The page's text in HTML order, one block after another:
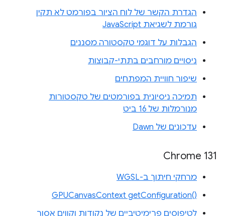
הגדרת הקשר של לוח הציור בפורמט לא תקין
גורמת לשגיאת JavaScript
הגבלות על דוגמי טקסטורה מסננים
ניסויים מורחבים בתתי-קבוצות
שיפור חוויית המפתחים
תמיכה ניסיונית בפורמטים של טקסטורות
מנורמלות של 16 ביט
עדכונים של Dawn
Chrome 131
מרחקי חיתוך ב-WGSL
‎GPUCanvasContext getConfiguration‎()‎
לטיפוסים פרימיטיביים של נקודות וקווים אסור